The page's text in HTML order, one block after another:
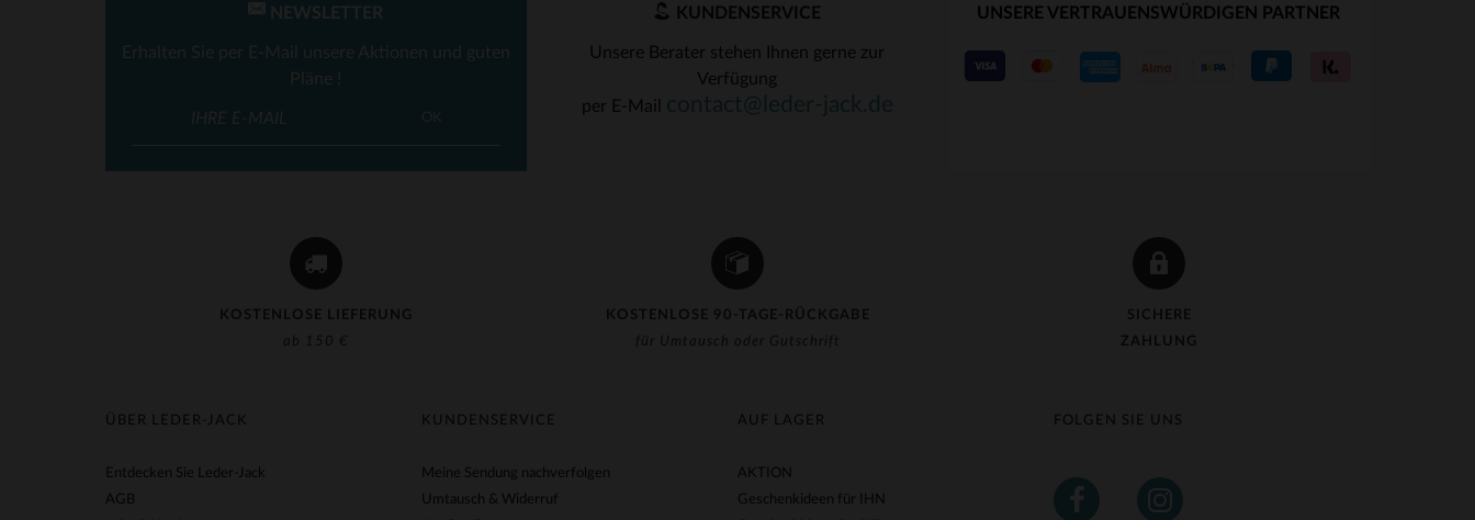
KOSTENLOSE LIEFERUNG
ab 150 €
KOSTENLOSE 90-TAGE-RÜCKGABE
für Umtausch oder Gutschrift
SICHERE
ZAHLUNG
NEWSLETTER
Erhalten Sie per E-Mail unsere Aktionen und guten
Pläne !
OK
KUNDENSERVICE
Unsere Berater stehen Ihnen gerne zur
Verfügung
per E-Mail
UNSERE VERTRAUENSWÜRDIGEN PARTNER
FOLGEN SIE UNS
KUNDENSERVICE
Meine Sendung nachverfolgen
Umtausch & Widerruf
AUF LAGER
AKTION
Geschenkideen für IHN
ÜBER LEDER-JACK
Entdecken Sie Leder-Jack
AGB